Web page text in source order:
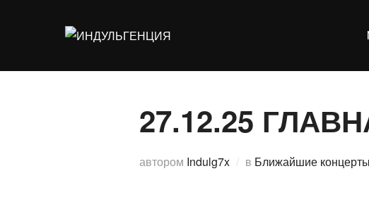
27.12.25
автором Indulg7x в Ближайшие концерты